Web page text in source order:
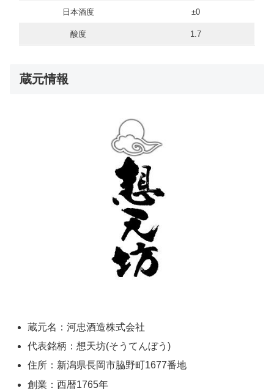
日本酒度 ±0
酸度 1.7
蔵元情報
蔵元名：河忠酒造株式会社
代表銘柄：想天坊(そうてんぼう)
住所：新潟県長岡市脇野町1677番地
創業：西暦1765年